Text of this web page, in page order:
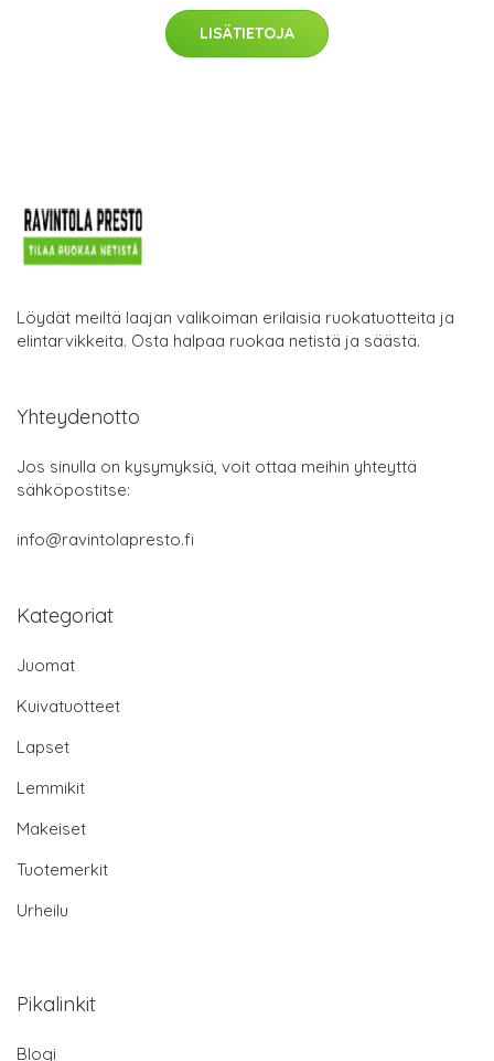
LISÄTIETOJA
Löydät meiltä laajan valikoiman erilaisia ruokatuotteita ja
elintarvikkeita. Osta halpaa ruokaa netistä ja säästä.
Yhteydenotto
Jos sinulla on kysymyksiä, voit ottaa meihin yhteyttä
sähköpostitse:
info@ravintolapresto.fi
Kategoriat
Juomat
Kuivatuotteet
Lapset
Lemmikit
Makeiset
Tuotemerkit
Urheilu
Pikalinkit
Blogi